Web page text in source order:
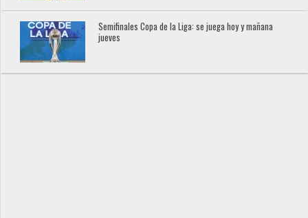
Semifinales Copa de la Liga: se juega hoy y mañana
jueves